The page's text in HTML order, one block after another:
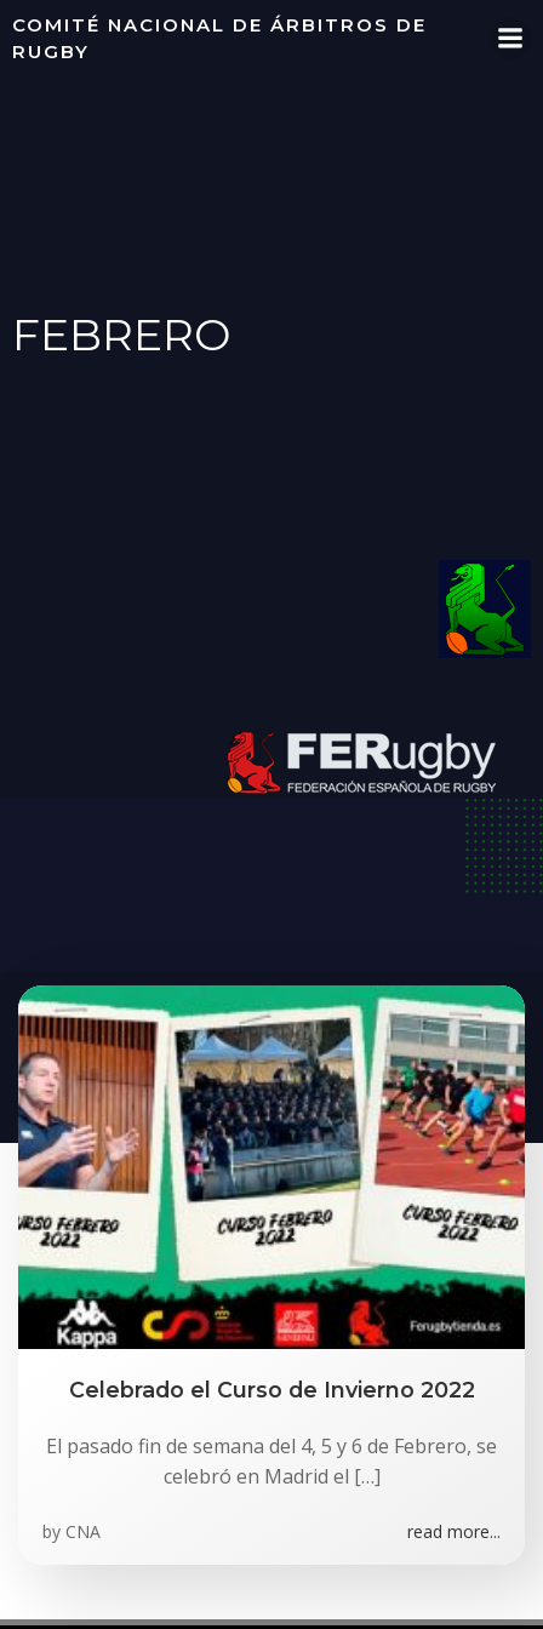
Saltar
COMITÉ NACIONAL DE ÁRBITROS DE
RUGBY
FEBRERO
Celebrado el Curso de Invierno 2022
El pasado fin de semana del 4, 5 y 6 de Febrero, se
celebró en Madrid el […]
by CNA read more...